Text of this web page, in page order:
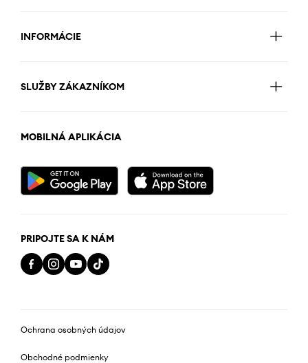
INFORMÁCIE
SLUŽBY ZÁKAZNÍKOM
MOBILNÁ APLIKÁCIA
PRIPOJTE SA K NÁM
Ochrana osobných údajov
Obchodné podmienky